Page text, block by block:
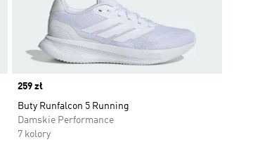
Price
259 zł
Buty Runfalcon 5 Running
Damskie Performance
7 kolory